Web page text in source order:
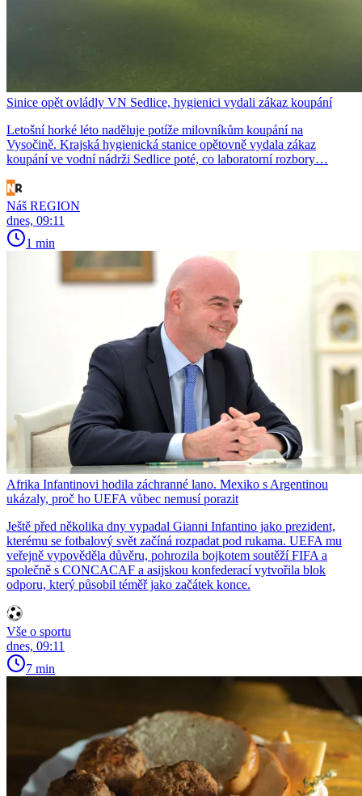
Sinice opět ovládly VN Sedlice, hygienici vydali zákaz koupání
Letošní horké léto naděluje potíže milovníkům koupání na
Vysočině. Krajská hygienická stanice opětovně vydala zákaz
koupání ve vodní nádrži Sedlice poté, co laboratorní rozbory…
Náš REGION
dnes, 09:11
1 min
Afrika Infantinovi hodila záchranné lano. Mexiko s Argentinou
ukázaly, proč ho UEFA vůbec nemusí porazit
Ještě před několika dny vypadal Gianni Infantino jako prezident,
kterému se fotbalový svět začíná rozpadat pod rukama. UEFA mu
veřejně vypověděla důvěru, pohrozila bojkotem soutěží FIFA a
společně s CONCACAF a asijskou konfederací vytvořila blok
odporu, který působil téměř jako začátek konce.
Vše o sportu
dnes, 09:11
7 min